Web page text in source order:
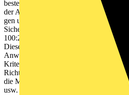
bestehenden Gefährdung Hilfreich bei
der Art und Nutzung baulicher Anlagen
gen und der daraus resultierenden
Sicherheitsbeleuchtung ist die in der
100:2010-08 im normativen Anhang A
Diese wird hier vereinfacht
Anwendbarkeit sind die örtlichen Ver-
Kriterien der jeweils geltenden
Richtlinien, beispielswei- se der
die Mindestwerte für Personen,
usw. nennen. Anforderungen an